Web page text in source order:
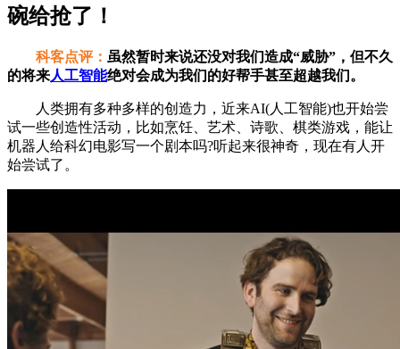
碗给抢了！
科客点评： 虽然暂时来说还没对我们造成“威胁”，但不久
的将来人工智能绝对会成为我们的好帮手甚至超越我们。
人类拥有多种多样的创造力，近来AI(人工智能)也开始尝
试一些创造性活动，比如烹饪、艺术、诗歌、棋类游戏，能让
机器人给科幻电影写一个剧本吗?听起来很神奇，现在有人开
始尝试了。